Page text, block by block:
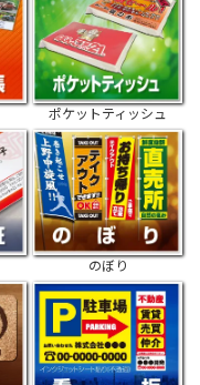
ポケットティッシュ
のぼり